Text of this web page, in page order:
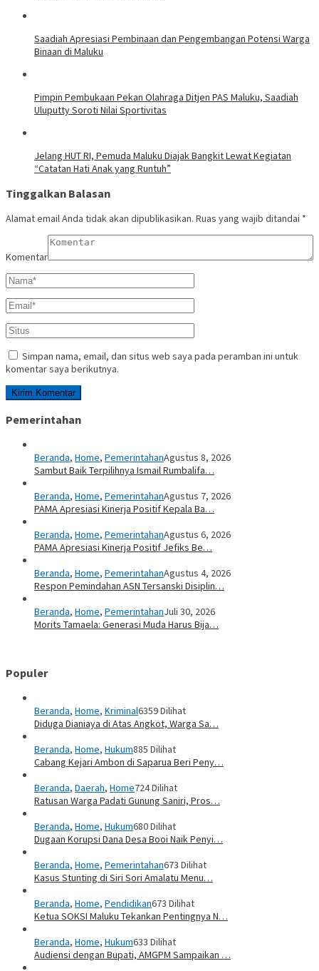
Saadiah Apresiasi Pembinaan dan Pengembangan Potensi Warga
Binaan di Maluku
Pimpin Pembukaan Pekan Olahraga Ditjen PAS Maluku, Saadiah
Uluputty Soroti Nilai Sportivitas
Jelang HUT RI, Pemuda Maluku Diajak Bangkit Lewat Kegiatan
“Catatan Hati Anak yang Runtuh”
Tinggalkan Balasan
Alamat email Anda tidak akan dipublikasikan. Ruas yang wajib ditandai *
Komentar
Simpan nama, email, dan situs web saya pada peramban ini untuk
komentar saya berikutnya.
Pemerintahan
Beranda, Home, PemerintahanAgustus 8, 2026
Sambut Baik Terpilihnya Ismail Rumbalifa…
Beranda, Home, PemerintahanAgustus 7, 2026
PAMA Apresiasi Kinerja Positif Kepala Ba…
Beranda, Home, PemerintahanAgustus 6, 2026
PAMA Apresiasi Kinerja Positif Jefiks Be…
Beranda, Home, PemerintahanAgustus 4, 2026
Respon Pemindahan ASN Tersanski Disiplin…
Beranda, Home, PemerintahanJuli 30, 2026
Morits Tamaela: Generasi Muda Harus Bija…
Populer
Beranda, Home, Kriminal6359 Dilihat
Diduga Dianiaya di Atas Angkot, Warga Sa…
Beranda, Home, Hukum885 Dilihat
Cabang Kejari Ambon di Saparua Beri Peny…
Beranda, Daerah, Home724 Dilihat
Ratusan Warga Padati Gunung Saniri, Pros…
Beranda, Home, Hukum680 Dilihat
Dugaan Korupsi Dana Desa Booi Naik Penyi…
Beranda, Home, Pemerintahan673 Dilihat
Kasus Stunting di Siri Sori Amalatu Menu…
Beranda, Home, Pendidikan673 Dilihat
Ketua SOKSI Maluku Tekankan Pentingnya N…
Beranda, Home, Hukum633 Dilihat
Audiensi dengan Bupati, AMGPM Sampaikan …